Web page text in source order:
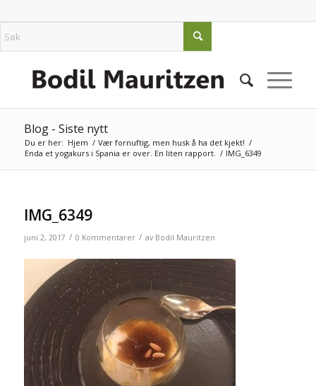
Blog - Siste nytt
Du er her: Hjem / Vær fornuftig, men husk å ha det kjekt! /
Enda et yogakurs i Spania er over. En liten rapport. / IMG_6349
IMG_6349
juni 2, 2017 / 0 Kommentarer / av Bodil Mauritzen